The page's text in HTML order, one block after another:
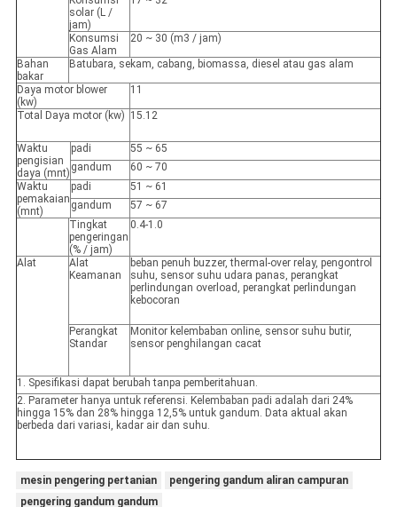
solar (L /
jam)
Konsumsi
Gas Alam
20 ~ 30 (m3 / jam)
Bahan
bakar
Batubara, sekam, cabang, biomassa, diesel atau gas alam
Daya motor blower
(kw)
11
Total Daya motor (kw) 15.12
Waktu
pengisian
daya (mnt)
padi
55 ~ 65
gandum
60 ~ 70
Waktu
pemakaian
(mnt)
padi
51 ~ 61
gandum
57 ~ 67
Tingkat
pengeringan
(% / jam)
0.4-1.0
Alat
Alat
Keamanan
beban penuh buzzer, thermal-over relay, pengontrol
suhu, sensor suhu udara panas, perangkat
perlindungan overload, perangkat perlindungan
kebocoran
Perangkat
Standar
Monitor kelembaban online, sensor suhu butir,
sensor penghilangan cacat
1. Spesifikasi dapat berubah tanpa pemberitahuan.
2. Parameter hanya untuk referensi. Kelembaban padi adalah dari 24%
hingga 15% dan 28% hingga 12,5% untuk gandum. Data aktual akan
berbeda dari variasi, kadar air dan suhu.
mesin pengering pertanian
pengering gandum aliran campuran
pengering gandum gandum